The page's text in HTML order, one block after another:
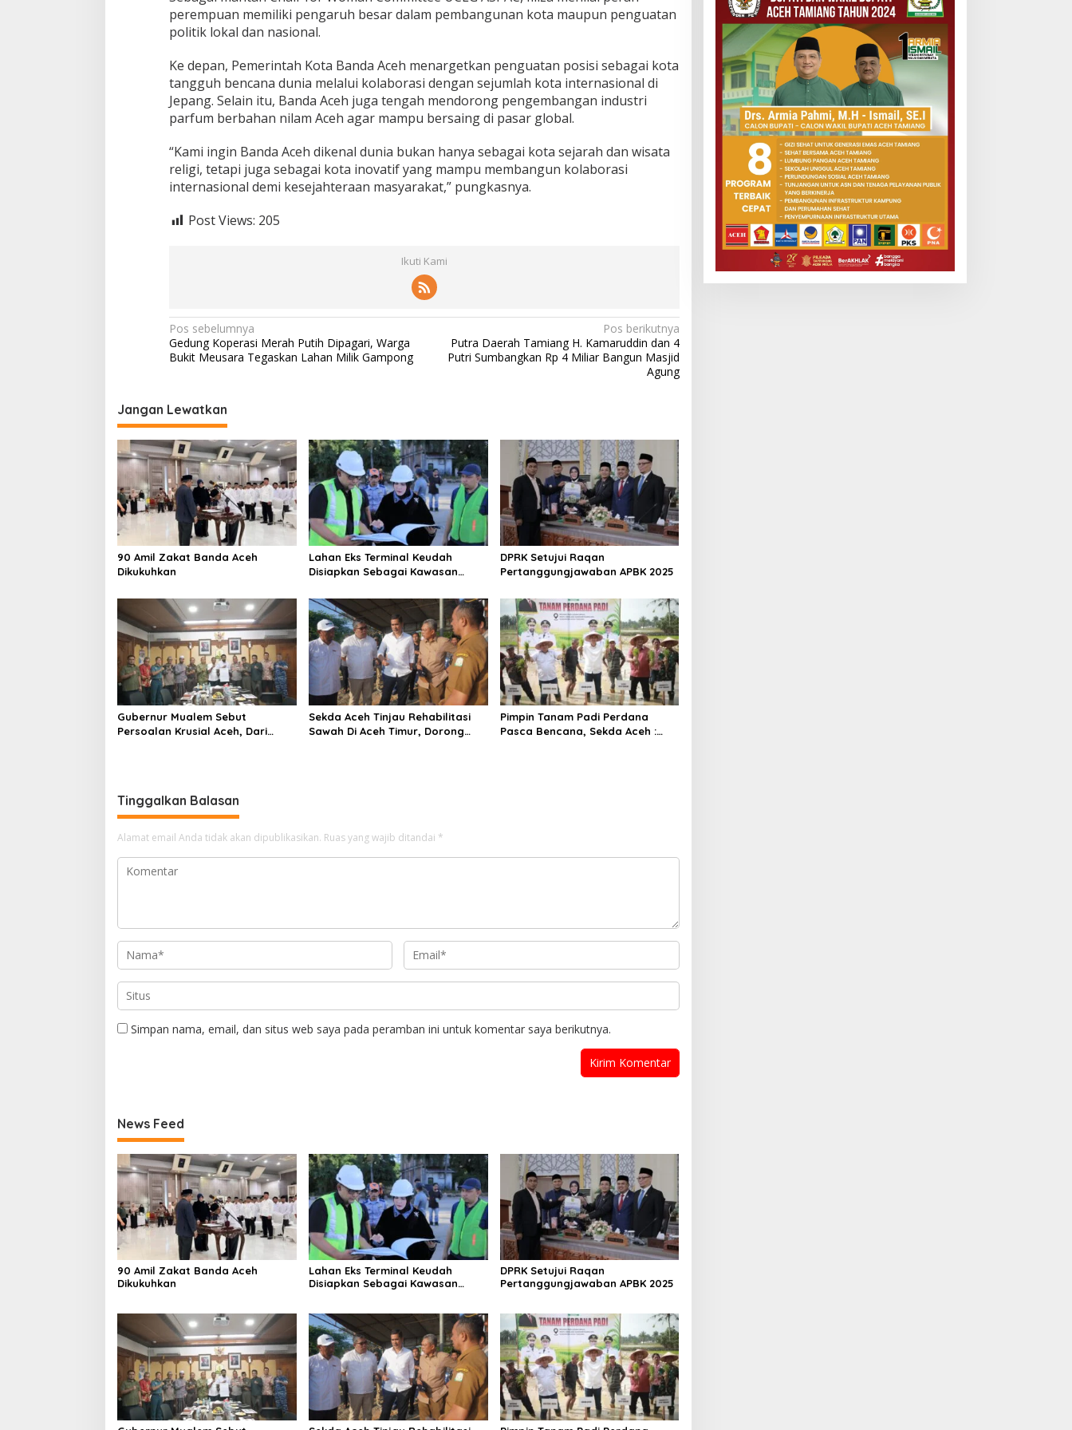
perempuan memiliki pengaruh besar dalam pembangunan kota maupun penguatan
politik lokal dan nasional.
Ke depan, Pemerintah Kota Banda Aceh menargetkan penguatan posisi sebagai kota
tangguh bencana dunia melalui kolaborasi dengan sejumlah kota internasional di
Jepang. Selain itu, Banda Aceh juga tengah mendorong pengembangan industri
parfum berbahan nilam Aceh agar mampu bersaing di pasar global.
“Kami ingin Banda Aceh dikenal dunia bukan hanya sebagai kota sejarah dan wisata
religi, tetapi juga sebagai kota inovatif yang mampu membangun kolaborasi
internasional demi kesejahteraan masyarakat,” pungkasnya.
Post Views: 205
Ikuti Kami
N
a
i
g
a
s
i
p
o
s
Pos sebelumnya
Gedung Koperasi Merah Putih Dipagari, Warga
Bukit Meusara Tegaskan Lahan Milik Gampong
Pos berikutnya
Putra Daerah Tamiang H. Kamaruddin dan 4
Putri Sumbangkan Rp 4 Miliar Bangun Masjid
Agung
Jangan Lewatkan
90 Amil Zakat Banda Aceh
Dikukuhkan
Lahan Eks Terminal Keudah
Disiapkan Sebagai Kawasan
Terintegrasi
DPRK Setujui Raqan
Pertanggungjawaban APBK 2025
Gubernur Mualem Sebut
Persoalan Krusial Aceh, Dari
Sekda Aceh Tinjau Rehabilitasi
Sawah Di Aceh Timur, Dorong
Pimpin Tanam Padi Perdana
Pasca Bencana, Sekda Aceh :
Tinggalkan Balasan
Alamat email Anda tidak akan dipublikasikan. Ruas yang wajib ditandai *
Simpan nama, email, dan situs web saya pada peramban ini untuk komentar saya berikutnya.
News Feed
90 Amil Zakat Banda Aceh
Dikukuhkan
Lahan Eks Terminal Keudah
Disiapkan Sebagai Kawasan
DPRK Setujui Raqan
Pertanggungjawaban APBK 2025